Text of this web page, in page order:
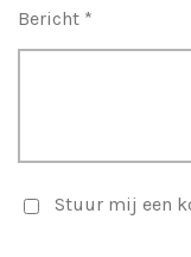
Bericht *
Stuur mij een